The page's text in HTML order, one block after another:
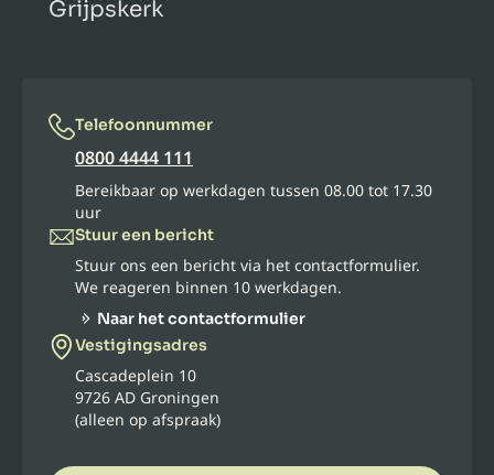
Grijpskerk
Telefoonnummer
0800 4444 111
Bereikbaar op werkdagen tussen 08.00 tot 17.30
uur
Stuur een bericht
Stuur ons een bericht via het contactformulier.
We reageren binnen 10 werkdagen.
Naar het contactformulier
Vestigingsadres
Cascadeplein 10
9726 AD Groningen
(alleen op afspraak)